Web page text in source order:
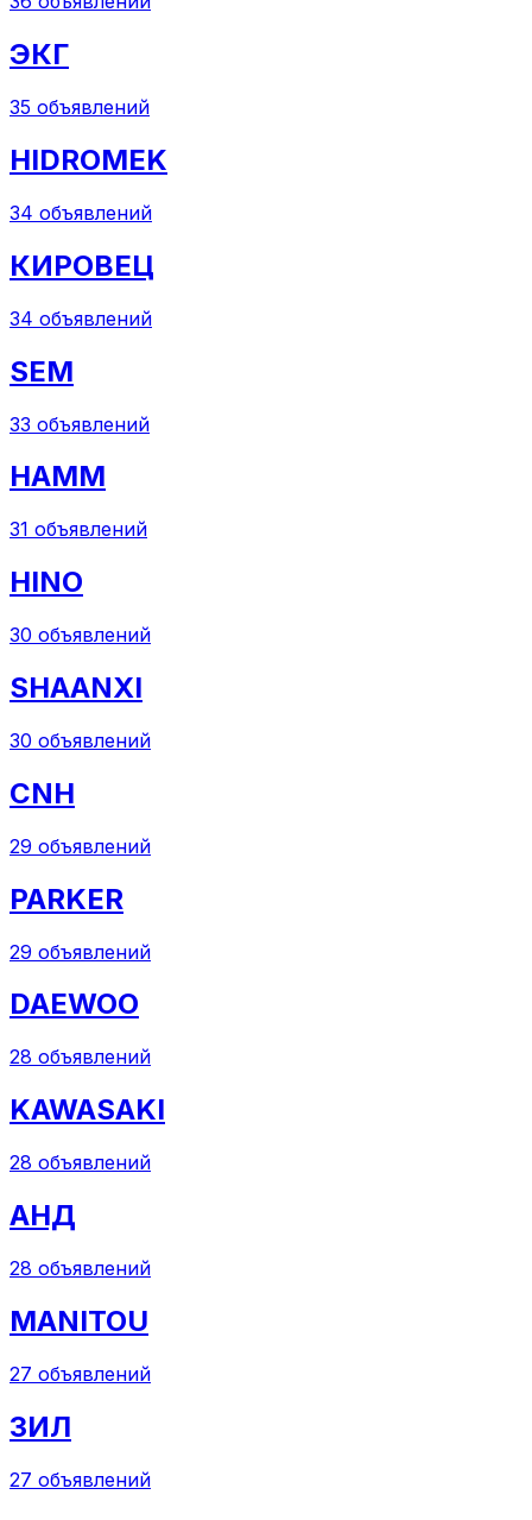
ЭКГ
35 объявлений
HIDROMEK
34 объявлений
КИРОВЕЦ
34 объявлений
SEM
33 объявлений
HAMM
31 объявлений
HINO
30 объявлений
SHAANXI
30 объявлений
CNH
29 объявлений
PARKER
29 объявлений
DAEWOO
28 объявлений
KAWASAKI
28 объявлений
АНД
28 объявлений
MANITOU
27 объявлений
ЗИЛ
27 объявлений